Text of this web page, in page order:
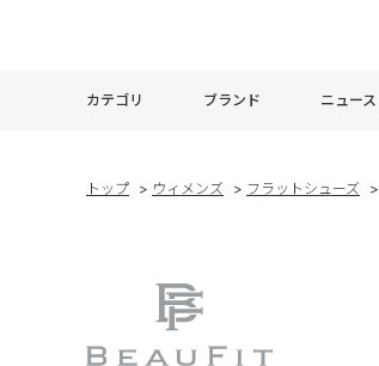
カテゴリ ブランド ニュース
トップ > ウィメンズ > フラットシューズ >